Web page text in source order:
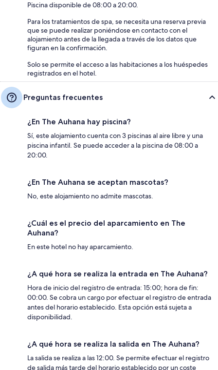
Piscina disponible de 08:00 a 20:00.
Para los tratamientos de spa, se necesita una reserva previa
que se puede realizar poniéndose en contacto con el
alojamiento antes de la llegada a través de los datos que
figuran en la confirmación.
Solo se permite el acceso a las habitaciones a los huéspedes
registrados en el hotel.
Preguntas frecuentes
¿En The Auhana hay piscina?
Sí, este alojamiento cuenta con 3 piscinas al aire libre y una
piscina infantil. Se puede acceder a la piscina de 08:00 a
20:00.
¿En The Auhana se aceptan mascotas?
No, este alojamiento no admite mascotas.
¿Cuál es el precio del aparcamiento en The
Auhana?
En este hotel no hay aparcamiento.
¿A qué hora se realiza la entrada en The Auhana?
Hora de inicio del registro de entrada: 15:00; hora de fin:
00:00. Se cobra un cargo por efectuar el registro de entrada
antes del horario establecido. Esta opción está sujeta a
disponibilidad.
¿A qué hora se realiza la salida en The Auhana?
La salida se realiza a las 12:00. Se permite efectuar el registro
de salida más tarde del horario establecido por un coste